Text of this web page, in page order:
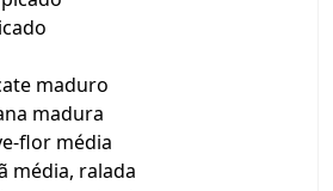
maduro
madura
flor média
média, ralada